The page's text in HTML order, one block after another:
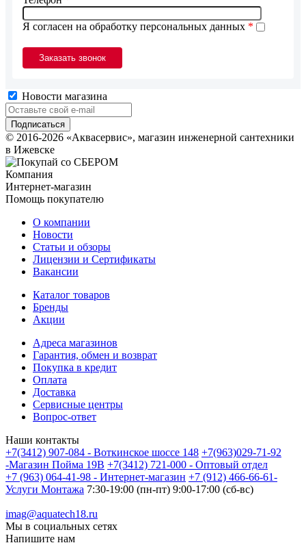
Я согласен на обработку персональных данных *
Новости магазина
© 2016-2026 «Аквасервис», магазин инженерной сантехники
в Ижевске
Компания
Интернет-магазин
Помощь покупателю
О компании
Новости
Статьи и обзоры
Лицензии и Сертификаты
Вакансии
Каталог товаров
Бренды
Акции
Адреса магазинов
Гарантия, обмен и возврат
Покупка в кредит
Оплата
Доставка
Сервисные центры
Вопрос-ответ
Наши контакты
+7(3412) 907-084 - Воткинское шоссе 148 +7(963)029-71-92
-Магазин Пойма 19В +7(3412) 721-000 - Оптовый отдел
+7 (963) 064-41-98 - Интернет-магазин +7 (912) 466-66-61-
Услуги Монтажа 7:30-19:00 (пн-пт) 9:00-17:00 (сб-вс)
imag@aquatech18.ru
Мы в социальных сетях
Напишите нам